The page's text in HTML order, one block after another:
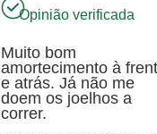
Opinião verificada
Muito bom
amortecimento à
e atrás. Já não me
doem os joelhos a
correr.